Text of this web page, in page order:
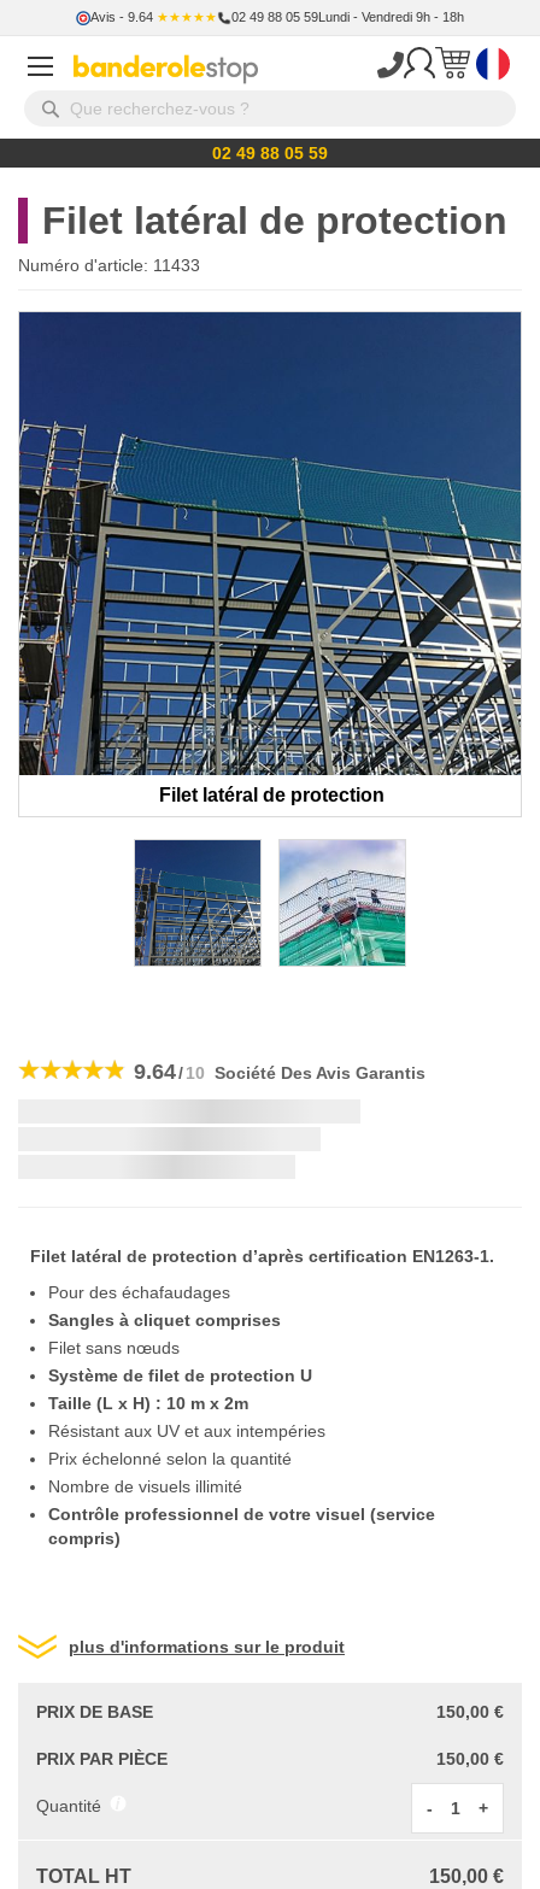
Avis - 9.64 ★★★★★ 02 49 88 05 59Lundi - Vendredi 9h - 18h
02 49 88 05 59
Filet latéral de protection
Numéro d'article: 11433
of
the
images
gallery
Filet latéral de protection
to
9.64/10 Société Des Avis Garantis
Filet latéral de protection d’après certification EN1263-1.
Pour des échafaudages
Sangles à cliquet comprises
Filet sans nœuds
Système de filet de protection U
Taille (L x H) : 10 m x 2m
Résistant aux UV et aux intempéries
Prix échelonné selon la quantité
Nombre de visuels illimité
Contrôle professionnel de votre visuel (service
compris)
plus d'informations sur le produit
PRIX DE BASE 150,00 €
PRIX PAR PIÈCE 150,00 €
Quantité - +
TOTAL HT 150,00 €